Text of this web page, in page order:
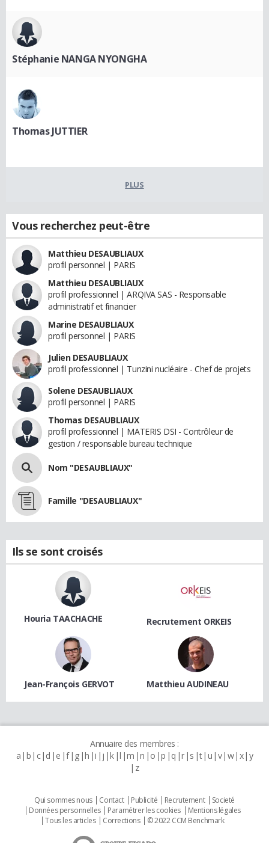
Stéphanie NANGA NYONGHA
Thomas JUTTIER
PLUS
Vous recherchez peut-être
Matthieu DESAUBLIAUX
profil personnel | PARIS
Matthieu DESAUBLIAUX
profil professionnel | ARQIVA SAS - Responsable
administratif et financier
Marine DESAUBLIAUX
profil personnel | PARIS
Julien DESAUBLIAUX
profil professionnel | Tunzini nucléaire - Chef de projets
Solene DESAUBLIAUX
profil personnel | PARIS
Thomas DESAUBLIAUX
profil professionnel | MATERIS DSI - Contrôleur de
gestion / responsable bureau technique
Nom "DESAUBLIAUX"
Famille "DESAUBLIAUX"
Ils se sont croisés
Houria TAACHACHE Recrutement ORKEIS
Jean-François GERVOT Matthieu AUDINEAU
Annuaire des membres :
a b c d e f g h i j k l m n o p q r s t u v w x y
z
Qui sommes nous Contact Publicité Recrutement
Societé
Données personnelles
Paramétrer les cookies
Mentions légales
Tous les articles
Corrections © 2022 CCM Benchmark